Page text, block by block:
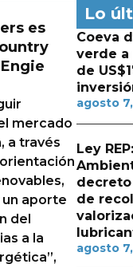
es
mercado
a través
aporte
del
a la
Lo
Coeva
verde a
de
agosto
Ley
de
agosto